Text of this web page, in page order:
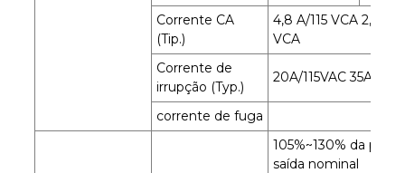
Corrente CA
(Tip.)
4,8 A/115 VCA 2,4 A/
VCA
Corrente de
irrupção (Typ.)
20A/115VAC 35A/
corrente de fuga
105%~130% da
saída nominal